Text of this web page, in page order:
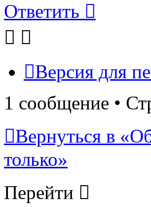
Ответить
Версия для
1 сообщение •
Вернуться в
только»
Перейти